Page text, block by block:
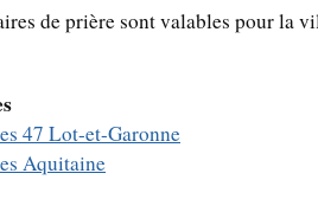
de prière sont valables pour la
47 Lot-et-Garonne
Aquitaine